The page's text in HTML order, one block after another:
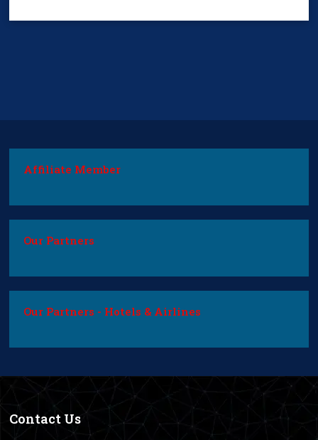
Affiliate Member
Our Partners
Our Partners - Hotels & Airlines
Contact Us